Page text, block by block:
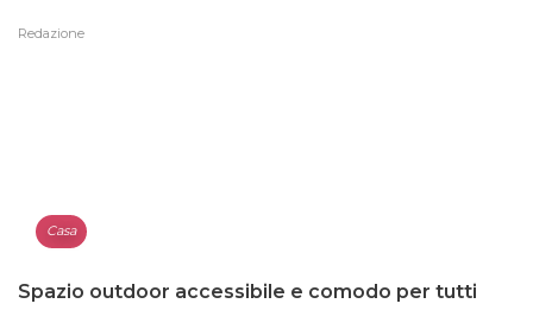
Redazione
Casa
Spazio outdoor accessibile e comodo per tutti